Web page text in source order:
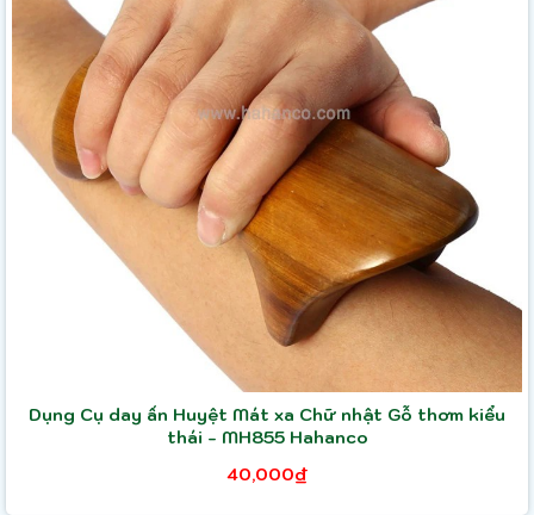
Dụng Cụ day ấn Huyệt Mát xa Chữ nhật Gỗ thơm kiểu
thái - MH855 Hahanco
40,000₫